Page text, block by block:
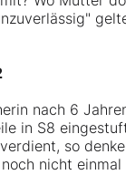
nach 6
in S8
so
nicht